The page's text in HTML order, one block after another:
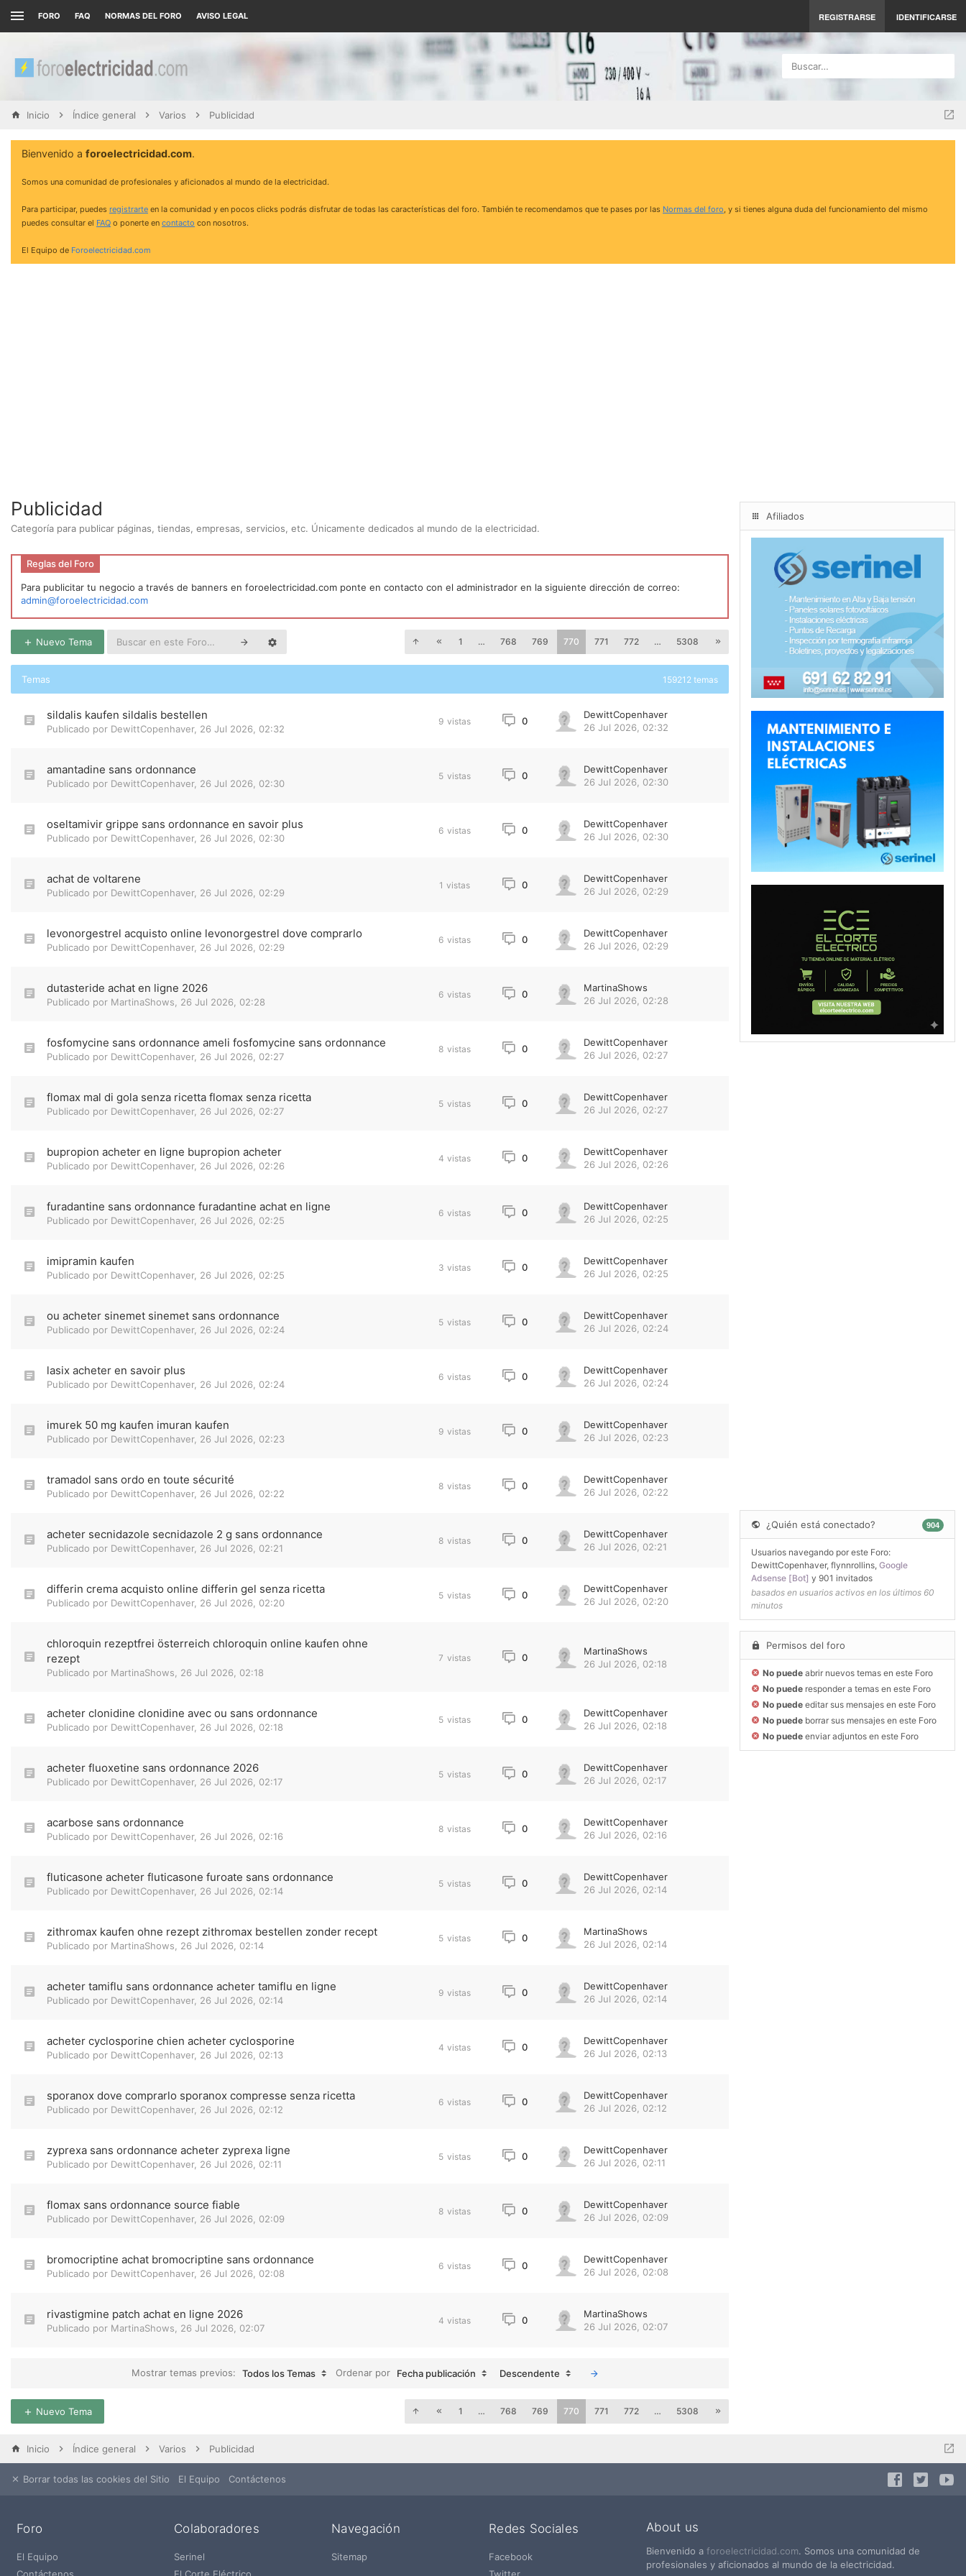
FORO FAQ NORMAS DEL FORO AVISO LEGAL REGISTRARSE IDENTIFICARSE
Buscar…
Inicio Índice general Varios Publicidad
Bienvenido a foroelectricidad.com.
Somos una comunidad de profesionales y aficionados al mundo de la electricidad.
Para participar, puedes registrarte en la comunidad y en pocos clicks podrás disfrutar de todas las características del foro. También te recomendamos que te pases por las Normas del foro, y si tienes alguna duda del funcionamiento del mismo
puedes consultar el FAQ o ponerte en contacto con nosotros.
El Equipo de Foroelectricidad.com
Publicidad
Categoría para publicar páginas, tiendas, empresas, servicios, etc. Únicamente dedicados al mundo de la electricidad.
Reglas del Foro
Para publicitar tu negocio a través de banners en foroelectricidad.com ponte en contacto con el administrador en la siguiente dirección de correo:
admin@foroelectricidad.com
Nuevo Tema 1 … 768 769 770 771 772 … 5308
Temas 159212 temas
sildalis kaufen sildalis bestellen
Publicado por DewittCopenhaver, 26 Jul 2026, 02:32
9 vistas 0
DewittCopenhaver
26 Jul 2026, 02:32
amantadine sans ordonnance
Publicado por DewittCopenhaver, 26 Jul 2026, 02:30
5 vistas 0
DewittCopenhaver
26 Jul 2026, 02:30
oseltamivir grippe sans ordonnance en savoir plus
Publicado por DewittCopenhaver, 26 Jul 2026, 02:30
6 vistas 0
DewittCopenhaver
26 Jul 2026, 02:30
achat de voltarene
Publicado por DewittCopenhaver, 26 Jul 2026, 02:29
1 vistas 0
DewittCopenhaver
26 Jul 2026, 02:29
levonorgestrel acquisto online levonorgestrel dove comprarlo
Publicado por DewittCopenhaver, 26 Jul 2026, 02:29
6 vistas 0
DewittCopenhaver
26 Jul 2026, 02:29
dutasteride achat en ligne 2026
Publicado por MartinaShows 26 Jul 2026, 02:28
6 vistas 0
MartinaShows
26 Jul 2026, 02:28
fosfomycine sans ordonnance ameli fosfomycine sans ordonnance
Publicado por DewittCopenhaver, 26 Jul 2026, 02:27
8 vistas 0
DewittCopenhaver
26 Jul 2026, 02:27
flomax mal di gola senza ricetta flomax senza ricetta
Publicado por DewittCopenhaver, 26 Jul 2026, 02:27
5 vistas 0
DewittCopenhaver
26 Jul 2026, 02:27
bupropion acheter en ligne bupropion acheter
Publicado por DewittCopenhaver, 26 Jul 2026, 02:26
4 vistas 0
DewittCopenhaver
26 Jul 2026, 02:26
furadantine sans ordonnance furadantine achat en ligne
Publicado por DewittCopenhaver, 26 Jul 2026, 02:25
6 vistas 0
DewittCopenhaver
26 Jul 2026, 02:25
imipramin kaufen
Publicado por DewittCopenhaver, 26 Jul 2026, 02:25
3 vistas 0
DewittCopenhaver
26 Jul 2026, 02:25
ou acheter sinemet sinemet sans ordonnance
Publicado por DewittCopenhaver, 26 Jul 2026, 02:24
5 vistas 0
DewittCopenhaver
26 Jul 2026, 02:24
lasix acheter en savoir plus
Publicado por DewittCopenhaver, 26 Jul 2026, 02:24
6 vistas 0
DewittCopenhaver
26 Jul 2026, 02:24
imurek 50 mg kaufen imuran kaufen
Publicado por DewittCopenhaver, 26 Jul 2026, 02:23
9 vistas 0
DewittCopenhaver
26 Jul 2026, 02:23
tramadol sans ordo en toute sécurité
Publicado por DewittCopenhaver, 26 Jul 2026, 02:22
8 vistas 0
DewittCopenhaver
26 Jul 2026, 02:22
acheter secnidazole secnidazole 2 g sans ordonnance
Publicado por DewittCopenhaver, 26 Jul 2026, 02:21
8 vistas 0
DewittCopenhaver
26 Jul 2026, 02:21
differin crema acquisto online differin gel senza ricetta
Publicado por DewittCopenhaver, 26 Jul 2026, 02:20
5 vistas 0
DewittCopenhaver
26 Jul 2026, 02:20
chloroquin rezeptfrei österreich chloroquin online kaufen ohne
rezept
Publicado por MartinaShows 26 Jul 2026, 02:18
7 vistas 0
MartinaShows
26 Jul 2026, 02:18
acheter clonidine clonidine avec ou sans ordonnance
Publicado por DewittCopenhaver, 26 Jul 2026, 02:18
5 vistas 0
DewittCopenhaver
26 Jul 2026, 02:18
acheter fluoxetine sans ordonnance 2026
Publicado por DewittCopenhaver, 26 Jul 2026, 02:17
5 vistas 0
DewittCopenhaver
26 Jul 2026, 02:17
acarbose sans ordonnance
Publicado por DewittCopenhaver, 26 Jul 2026, 02:16
8 vistas 0
DewittCopenhaver
26 Jul 2026, 02:16
fluticasone acheter fluticasone furoate sans ordonnance
Publicado por DewittCopenhaver, 26 Jul 2026, 02:14
5 vistas 0
DewittCopenhaver
26 Jul 2026, 02:14
zithromax kaufen ohne rezept zithromax bestellen zonder recept
Publicado por MartinaShows 26 Jul 2026, 02:14
5 vistas 0
MartinaShows
26 Jul 2026, 02:14
acheter tamiflu sans ordonnance acheter tamiflu en ligne
Publicado por DewittCopenhaver, 26 Jul 2026, 02:14
9 vistas 0
DewittCopenhaver
26 Jul 2026, 02:14
acheter cyclosporine chien acheter cyclosporine
Publicado por DewittCopenhaver, 26 Jul 2026, 02:13
4 vistas 0
DewittCopenhaver
26 Jul 2026, 02:13
sporanox dove comprarlo sporanox compresse senza ricetta
Publicado por DewittCopenhaver, 26 Jul 2026, 02:12
6 vistas 0
DewittCopenhaver
26 Jul 2026, 02:12
zyprexa sans ordonnance acheter zyprexa ligne
Publicado por DewittCopenhaver, 26 Jul 2026, 02:11
5 vistas 0
DewittCopenhaver
26 Jul 2026, 02:11
flomax sans ordonnance source fiable
Publicado por DewittCopenhaver, 26 Jul 2026, 02:09
8 vistas 0
DewittCopenhaver
26 Jul 2026, 02:09
bromocriptine achat bromocriptine sans ordonnance
Publicado por DewittCopenhaver, 26 Jul 2026, 02:08
6 vistas 0
DewittCopenhaver
26 Jul 2026, 02:08
rivastigmine patch achat en ligne 2026
Publicado por MartinaShows 26 Jul 2026, 02:07
4 vistas 0
MartinaShows
26 Jul 2026, 02:07
Mostrar temas previos: Todos los Temas Ordenar por Fecha publicación Descendente
Nuevo Tema 1 … 768 769 770 771 772 … 5308
Afiliados
¿Quién está conectado? 904
Usuarios navegando por este Foro:
DewittCopenhaver, flynnrollins Google
Adsense [Bot] y 901 invitados
basados en usuarios activos en los últimos 60
minutos
Permisos del foro
No puede abrir nuevos temas en este Foro
No puede responder a temas en este Foro
No puede editar sus mensajes en este Foro
No puede borrar sus mensajes en este Foro
No puede enviar adjuntos en este Foro
Inicio Índice general Varios Publicidad
Borrar todas las cookies del Sitio El Equipo Contáctenos
Foro
El Equipo
Colaboradores
Serinel
Navegación
Sitemap
Redes Sociales
Facebook
About us
Bienvenido a foroelectricidad.com. Somos una comunidad de
profesionales y aficionados al mundo de la electricidad.